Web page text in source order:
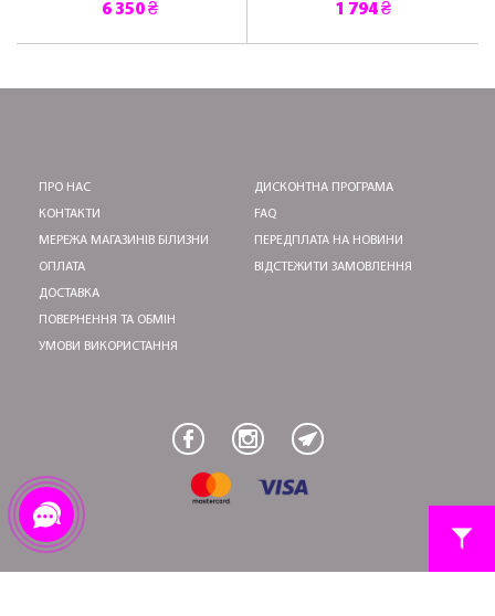
6 350 ₴
1 794 ₴
ПРО НАС
КОНТАКТИ
МЕРЕЖА МАГАЗИНІВ БІЛИЗНИ
ОПЛАТА
ДОСТАВКА
ПОВЕРНЕННЯ ТА ОБМІН
УМОВИ ВИКОРИСТАННЯ
ДИСКОНТНА ПРОГРАМА
FAQ
ПЕРЕДПЛАТА НА НОВИНИ
ВІДСТЕЖИТИ ЗАМОВЛЕННЯ